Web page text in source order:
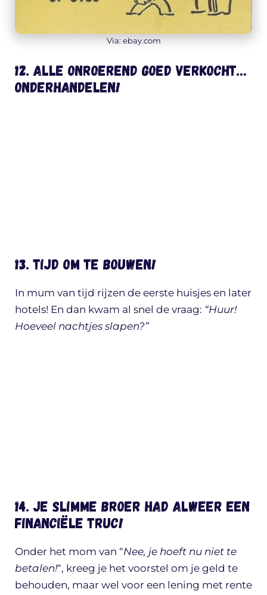
Via: ebay.com
12. Alle onroerend goed verkocht…
ONDERHANDELEN!
13. Tijd om te bouwen!
In mum van tijd rijzen de eerste huisjes en later
hotels! En dan kwam al snel de vraag: “Huur!
Hoeveel nachtjes slapen?”
14. Je slimme broer had alweer een
financiële truc!
Onder het mom van “Nee, je hoeft nu niet te
betalen!“, kreeg je het voorstel om je geld te
behouden, maar wel voor een lening met rente